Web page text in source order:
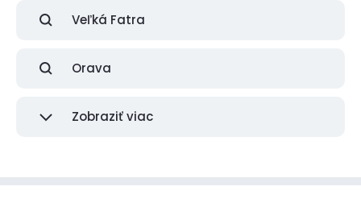
Veľká Fatra
Orava
Zobraziť viac